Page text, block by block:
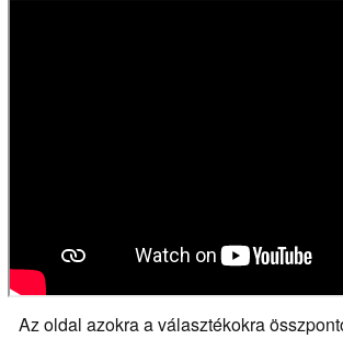
Az oldal azokra a választékokra